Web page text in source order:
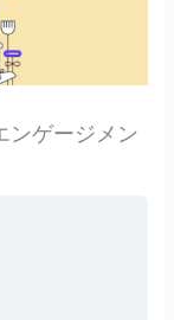
ンゲージメン